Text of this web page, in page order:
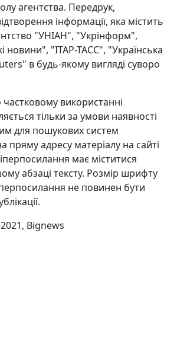
агентства. Передрук,
інформації, яка містить
"УНІАН", "Укрінформ",
новини", "ІТАР-ТАСС", "Українська
в будь-якому вигляді суворо
використанні
тільки за умови наявності
для пошукових систем
пряму адресу матеріалу на сайті
має міститися
абзаці тексту. Розмір шрифту
не повинен бути
Bignews